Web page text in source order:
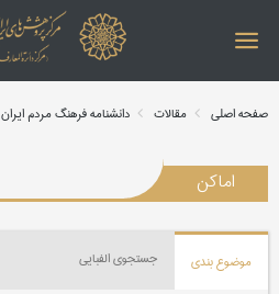
صفحه اصلی مقالات دانشنامه فرهنگ مردم ایران
اماکن
موضوع بندی جستجوی الفبایی